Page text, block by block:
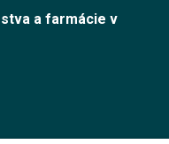
a farmácie v